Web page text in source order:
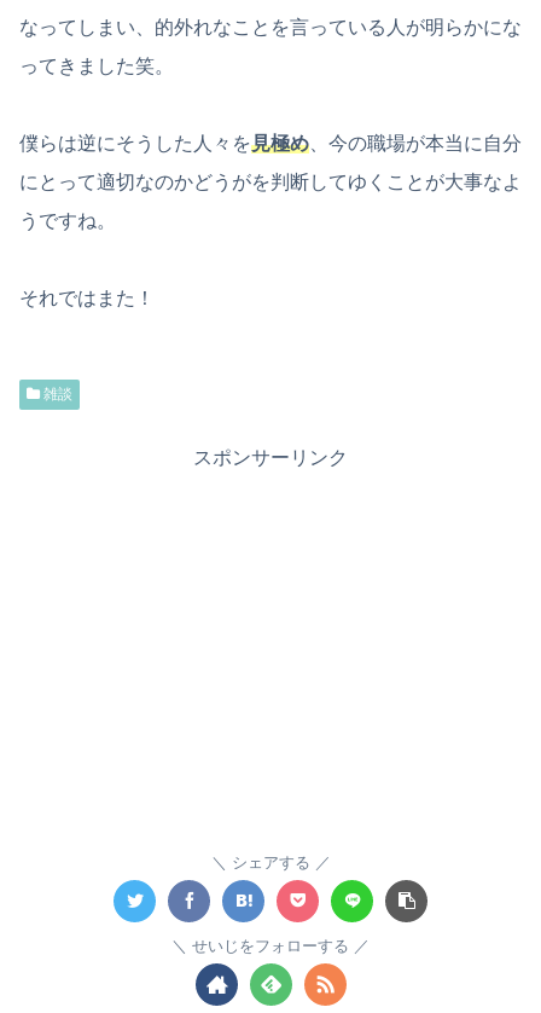
なってしまい、的外れなことを言っている人が明らかにな
ってきました笑。
僕らは逆にそうした人々を見極め 、今の職場が本当に自分
にとって適切なのかどうがを判断してゆくことが大事なよ
うですね。
それではまた！
雑談
スポンサーリンク
シェアする
せいじをフォローする